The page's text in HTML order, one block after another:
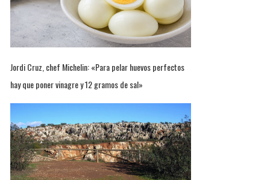
Jordi Cruz, chef Michelin: «Para pelar huevos perfectos
hay que poner vinagre y 12 gramos de sal»